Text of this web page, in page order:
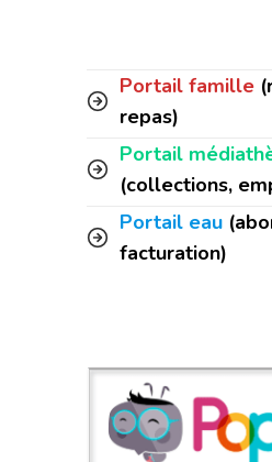
Portail famille
repas)
Portail
(collections,
Portail eau
facturation)